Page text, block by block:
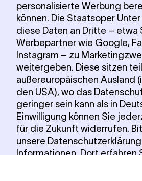
personalisierte Werbung
können. Die Staatsoper
diese Daten an Dritte – etwa
Werbepartner wie Google,
Instagram – zu
weitergeben. Diese sitzen
außereuropäischen Ausland
den USA), wo das
geringer sein kann als in
Einwilligung können Sie
für die Zukunft widerrufen.
unsere Datenschutzerklärung
Informationen. Dort erfahren